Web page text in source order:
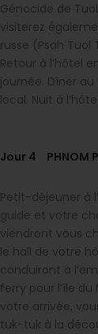
Génocide de
visiterez
russe (Psah Tuol
Retour à l’hôtel
journée. Dîner
local. Nuit à l’hôtel.
Jour 4 PHNOM
Petit-déjeuner à
guide et votre
viendront vous
le hall de votre
conduiront à
ferry pour l’île du
votre arrivée,
tuk-tuk à la